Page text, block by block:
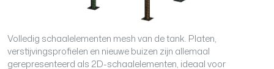
Volledig schaalelementen mesh van de tank. Platen,
verstijvingsprofielen en nieuwe buizen zijn allemaal
gerepresenteerd als 2D-schaalelementen, ideaal voor